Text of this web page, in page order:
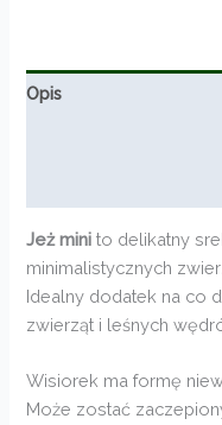
Opis
Jeż mini to delikatny
minimalistycznych
Idealny dodatek na co
zwierząt i leśnych
Wisiorek ma formę
Może zostać